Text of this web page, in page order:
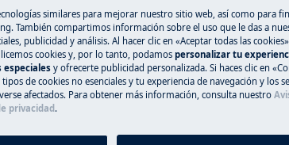
web a través nuestro
Repuestos y
Encuentra
electrodoméstico
recíbelos
similares para mejorar nuestro sitio web, así como para
También compartimos información sobre el uso que le das a
publicidad y análisis. Al hacer clic en «Aceptar todas las
cookies y, por lo tanto, podamos personalizar tu
especialesy ofrecerte publicidad personalizada. Si haces clic en
de cookies no esenciales y tu experiencia de navegación y los
afectados. Para obtener más información, consulta nuestro
privacidad.